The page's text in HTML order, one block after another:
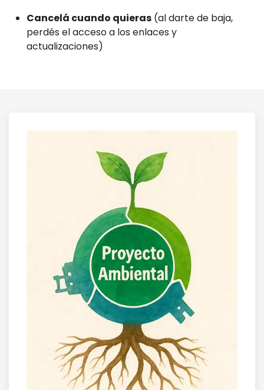
Cancelá cuando quieras (al darte de baja,
perdés el acceso a los enlaces y
actualizaciones)